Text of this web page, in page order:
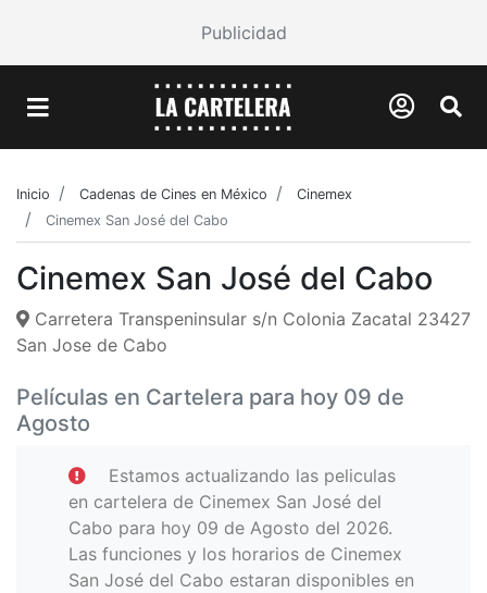
Publicidad
Inicio Cadenas de Cines en México
Cinemex
Cinemex San José del Cabo
Cinemex San José del Cabo
Carretera Transpeninsular s/n Colonia Zacatal 23427
San Jose de Cabo
Películas en Cartelera para hoy 09 de
Agosto
Estamos actualizando las peliculas
en cartelera de Cinemex San José del
Cabo para hoy 09 de Agosto del 2026.
Las funciones y los horarios de Cinemex
San José del Cabo estaran disponibles en